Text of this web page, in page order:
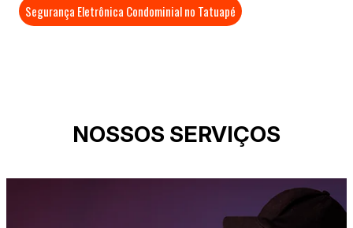
Segurança Eletrônica Condominial no Tatuapé
NOSSOS SERVIÇOS